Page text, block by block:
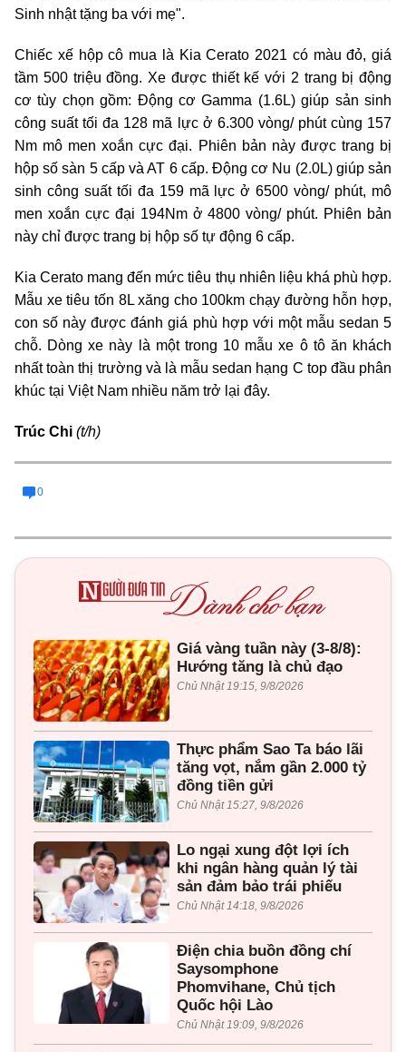
Sinh nhật tặng ba với mẹ".
Chiếc xế hộp cô mua là Kia Cerato 2021 có màu đỏ, giá
tầm 500 triệu đồng. Xe được thiết kế với 2 trang bị động
cơ tùy chọn gồm: Động cơ Gamma (1.6L) giúp sản sinh
công suất tối đa 128 mã lực ở 6.300 vòng/ phút cùng 157
Nm mô men xoắn cực đại. Phiên bản này được trang bị
hộp số sàn 5 cấp và AT 6 cấp. Động cơ Nu (2.0L) giúp sản
sinh công suất tối đa 159 mã lực ở 6500 vòng/ phút, mô
men xoắn cực đại 194Nm ở 4800 vòng/ phút. Phiên bản
này chỉ được trang bị hộp số tự động 6 cấp.
Kia Cerato mang đến mức tiêu thụ nhiên liệu khá phù hợp.
Mẫu xe tiêu tốn 8L xăng cho 100km chạy đường hỗn hợp,
con số này được đánh giá phù hợp với một mẫu sedan 5
chỗ. Dòng xe này là một trong 10 mẫu xe ô tô ăn khách
nhất toàn thị trường và là mẫu sedan hạng C top đầu phân
khúc tại Việt Nam nhiều năm trở lại đây.
Trúc Chi (t/h)
0
Giá vàng tuần này (3-8/8):
Hướng tăng là chủ đạo
Chủ Nhật 19:15, 9/8/2026
Thực phẩm Sao Ta báo lãi
tăng vọt, nắm gần 2.000 tỷ
đồng tiền gửi
Chủ Nhật 15:27, 9/8/2026
Lo ngại xung đột lợi ích
khi ngân hàng quản lý tài
sản đảm bảo trái phiếu
Chủ Nhật 14:18, 9/8/2026
Điện chia buồn đồng chí
Saysomphone
Phomvihane, Chủ tịch
Quốc hội Lào
Chủ Nhật 19:09, 9/8/2026